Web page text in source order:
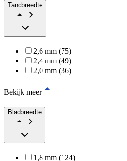
Tandbreedte
2,6 mm (75)
2,4 mm (49)
2,0 mm (36)
Bekijk meer
Bladbreedte
1,8 mm (124)